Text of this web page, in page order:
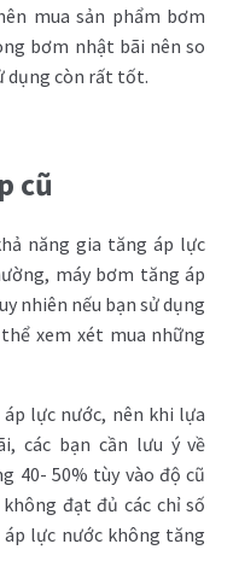
mua sản phẩm bơm
bơm nhật bãi nên so
dụng còn rất tốt.
cũ
năng gia tăng áp lực
máy bơm tăng áp
nhiên nếu bạn sử dụng
xem xét mua những
lực nước, nên khi lựa
các bạn cần lưu ý về
40- 50% tùy vào độ cũ
đạt đủ các chỉ số
lực nước không tăng